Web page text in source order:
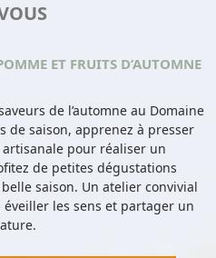
ET FRUITS D’AUTOMNE
de l’automne au Domaine
de saison, apprenez à presser
pour réaliser un
de petites dégustations
saison. Un atelier convivial
les sens et partager un